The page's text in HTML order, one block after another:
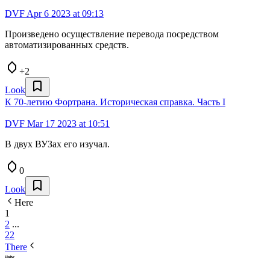
DVF Apr 6 2023 at 09:13
Произведено осуществление перевода посредством
автоматизированных средств.
+2
Look
К 70-летию Фортрана. Историческая справка. Часть I
DVF Mar 17 2023 at 10:51
В двух ВУЗах его изучал.
0
Look
Here
1
2 ...
22
There